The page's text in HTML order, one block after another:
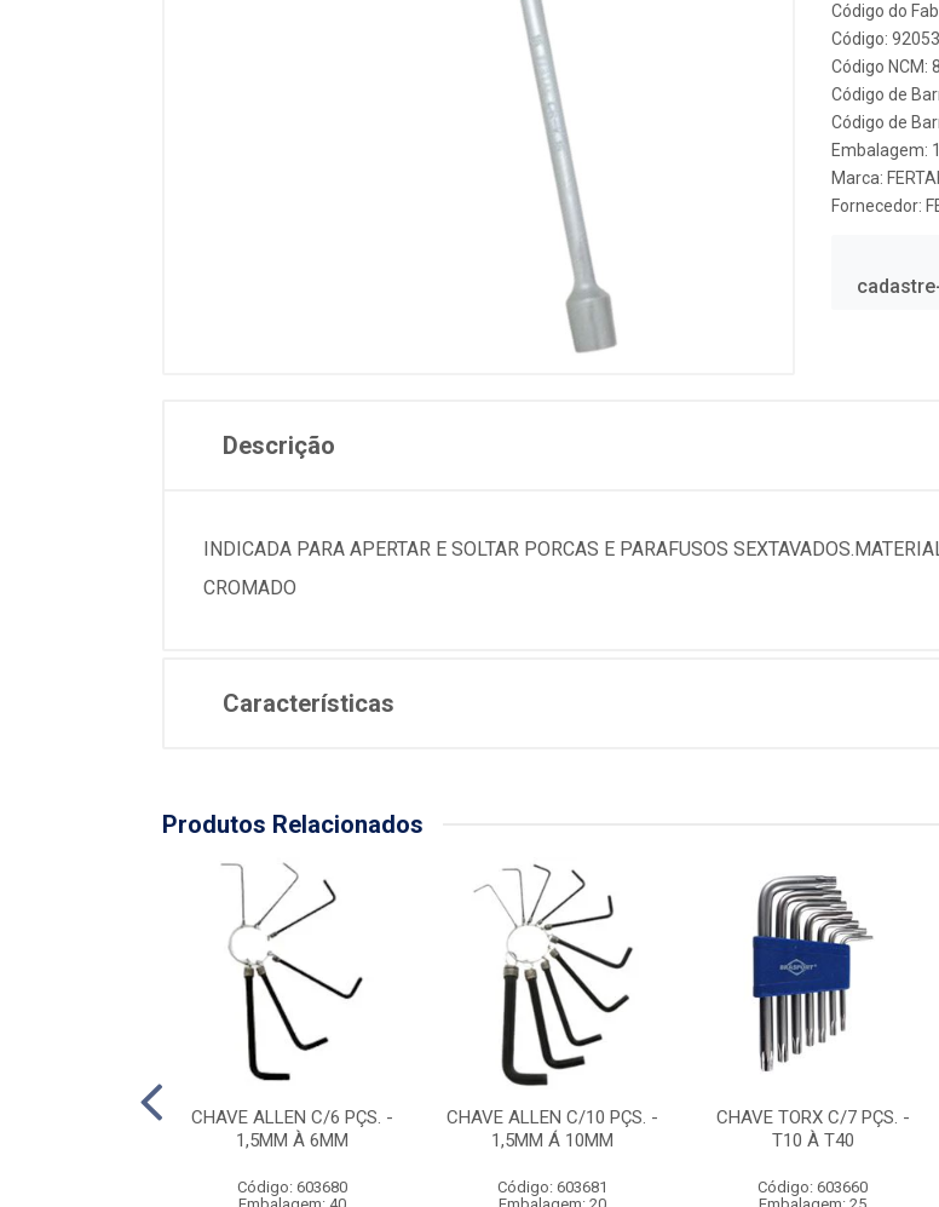
Código do
Código:
Código NCM:
Código de
Código de
Embalagem:
Marca:
Fornecedor:
Descrição
INDICADA PARA APERTAR E SOLTAR PORCAS E PARAFUSOS
CROMADO
Características
Produtos Relacionados
CHAVE ALLEN C/6 PÇS. -
1,5MM À 6MM
Código: 603680
CHAVE ALLEN C/10 PÇS. -
1,5MM Á 10MM
Código: 603681
CHAVE TORX C/7 PÇS. -
T10 À T40
Código: 603660